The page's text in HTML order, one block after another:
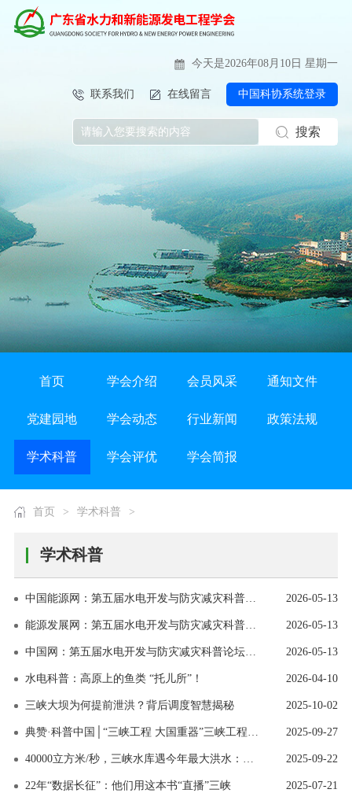
今天是2026年08月10日 星期一
联系我们 在线留言 中国科协系统登录
搜索
首页 学会介绍 会员风采 通知文件
党建园地 学会动态 行业新闻 政策法规
学术科普 学会评优 学会简报
首页 > 学术科普 >
学术科普
中国能源网：第五届水电开发与防灾减灾科普论坛在京举办 2026-05-13
能源发展网：第五届水电开发与防灾减灾科普论坛在京举办 2026-05-13
中国网：第五届水电开发与防灾减灾科普论坛在京举办 2026-05-13
水电科普：高原上的鱼类 “托儿所”！ 2026-04-10
三峡大坝为何提前泄洪？背后调度智慧揭秘 2025-10-02
典赞·科普中国│“三峡工程 大国重器”三峡工程博物馆水电科普教育基地 2025-09-27
40000立方米/秒，三峡水库遇今年最大洪水：蓄水中为何加大放水？ 2025-09-22
22年“数据长征”：他们用这本书“直播”三峡 2025-07-21